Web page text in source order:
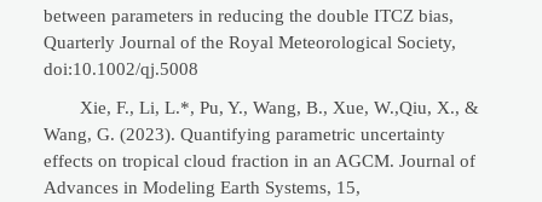
between parameters in reducing the double ITCZ bias,
Quarterly Journal of the Royal Meteorological Society,
doi:10.1002/qj.5008
Xie, F., Li, L.*, Pu, Y., Wang, B., Xue, W.,Qiu, X., &
Wang, G. (2023). Quantifying parametric uncertainty
effects on tropical cloud fraction in an AGCM. Journal of
Advances in Modeling Earth Systems, 15,